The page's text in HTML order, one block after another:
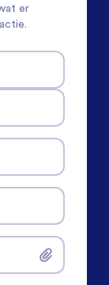
er